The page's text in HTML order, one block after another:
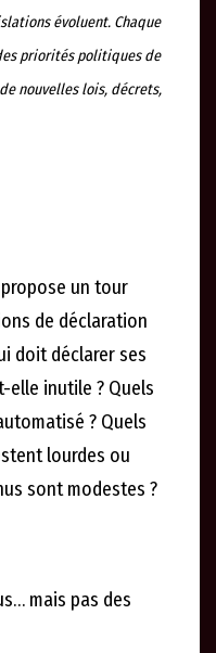
évoluent. Chaque
priorités politiques de
nouvelles lois, décrets,
un tour
de déclaration
doit déclarer ses
elle inutile ? Quels
? Quels
lourdes ou
sont modestes ?
mais pas des